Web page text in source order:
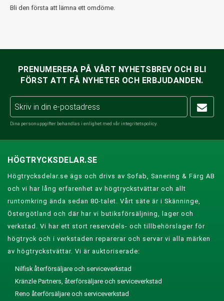
Bli den första att lämna ett omdöme.
PRENUMERERA PÅ VÅRT NYHETSBREV OCH BLI
FÖRST ATT FÅ NYHETER OCH ERBJUDANDEN.
Dina personuppgifter behandlas i enlighet med vår integritetspolicy.
HÖGTRYCKSDELAR.SE
Högtrycksdelar.se ägs och drivs av Sofab, Sanering & Färg AB
och vi har lång erfarenhet av högtryckstvättar och allt
runtomkring ända sedan 80-talet. Vårt säte är i Skänninge,
Östergötland och där har vi butiksförsäljning, lager och
verkstad. Vi har ett stort reservdels- och tillbehörslager för
högtryck och i verkstaden reparerar och servar vi alla märken
av högtryckstvättar. Vi är auktoriserade:
Nilfisk återförsäljare och serviceverkstad
Kränzle Partners, återförsäljare och serviceverkstad
Reno återförsäljare och serviceverkstad